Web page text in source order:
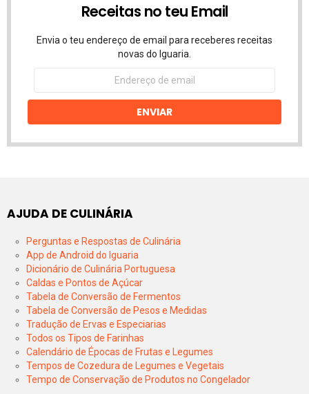
Receitas no teu Email
Envia o teu endereço de email para receberes receitas
novas do Iguaria.
Endereço
email
ENVIAR
AJUDA DE CULINÁRIA
Perguntas e Respostas de Culinária
App de Android do Iguaria
Dicionário de Culinária Portuguesa
Caldas e Pontos de Açúcar
Tabela de Conversão de Fermentos
Tabela de Conversão de Pesos e Medidas
Tradução de Ervas e Especiarias
Todos os Tipos de Farinhas
Calendário de Épocas de Frutas e Legumes
Tempos de Cozedura de Legumes e Vegetais
Tempo de Conservação de Produtos no Congelador